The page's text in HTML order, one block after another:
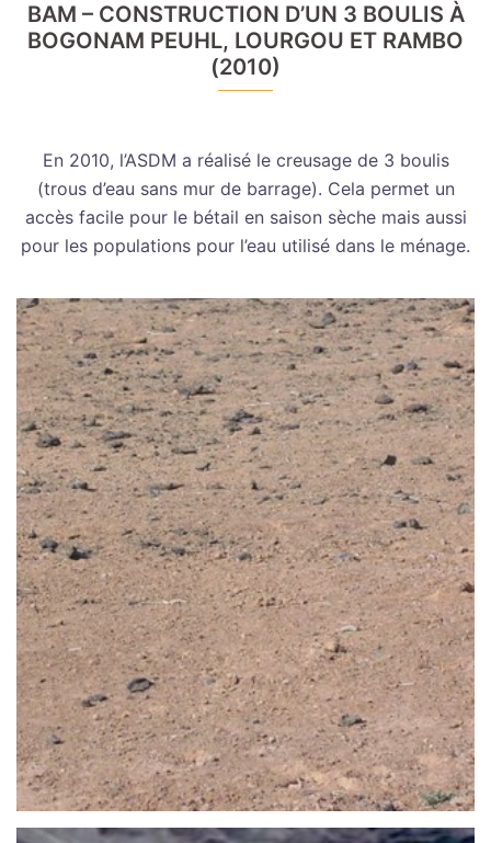
BAM – CONSTRUCTION D’UN 3 BOULIS À
BOGONAM PEUHL, LOURGOU ET RAMBO
(2010)
En 2010, l’ASDM a réalisé le creusage de 3 boulis
(trous d’eau sans mur de barrage). Cela permet un
accès facile pour le bétail en saison sèche mais aussi
pour les populations pour l’eau utilisé dans le ménage.